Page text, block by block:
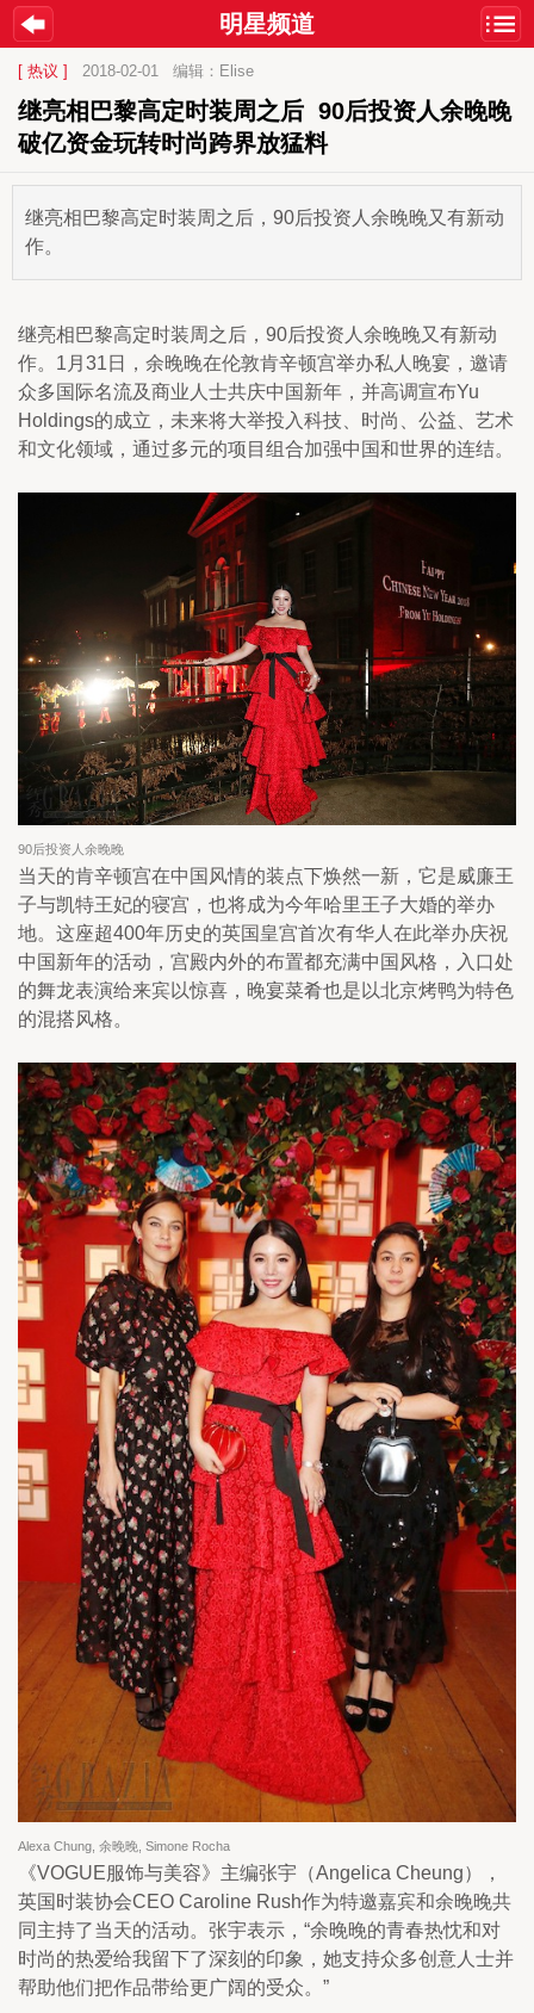
明星频道
[ 热议 ] 2018-02-01 编辑：Elise
继亮相巴黎高定时装周之后  90后投资人余晚晚
破亿资金玩转时尚跨界放猛料
继亮相巴黎高定时装周之后，90后投资人余晚晚又有新动
作。
继亮相巴黎高定时装周之后，90后投资人余晚晚又有新动
作。1月31日，余晚晚在伦敦肯辛顿宫举办私人晚宴，邀请
众多国际名流及商业人士共庆中国新年，并高调宣布Yu
Holdings的成立，未来将大举投入科技、时尚、公益、艺术
和文化领域，通过多元的项目组合加强中国和世界的连结。
90后投资人余晚晚
当天的肯辛顿宫在中国风情的装点下焕然一新，它是威廉王
子与凯特王妃的寝宫，也将成为今年哈里王子大婚的举办
地。这座超400年历史的英国皇宫首次有华人在此举办庆祝
中国新年的活动，宫殿内外的布置都充满中国风格，入口处
的舞龙表演给来宾以惊喜，晚宴菜肴也是以北京烤鸭为特色
的混搭风格。
Alexa Chung, 余晚晚, Simone Rocha
《VOGUE服饰与美容》主编张宇（Angelica Cheung），
英国时装协会CEO Caroline Rush作为特邀嘉宾和余晚晚共
同主持了当天的活动。张宇表示，“余晚晚的青春热忱和对
时尚的热爱给我留下了深刻的印象，她支持众多创意人士并
帮助他们把作品带给更广阔的受众。”